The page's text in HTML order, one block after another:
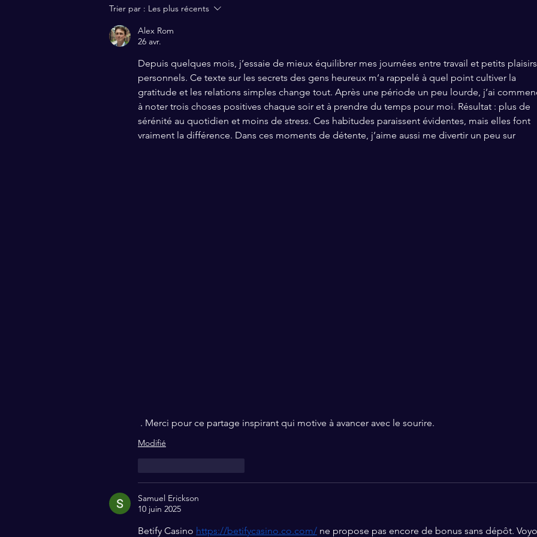
Voir l'aspect positif des
Trier par : Les plus récents
Alex Rom
26 avr.
Depuis quelques mois, j’essaie de mieux équilibrer mes journées entre travail et petits
personnels. Ce texte sur les secrets des gens heureux m’a rappelé à quel point cultiver la
gratitude et les relations simples change tout. Après une période un peu lourde, j’ai
à noter trois choses positives chaque soir et à prendre du temps pour moi. Résultat : plus de
sérénité au quotidien et moins de stress. Ces habitudes paraissent évidentes, mais elles font
vraiment la différence. Dans ces moments de détente, j’aime aussi me divertir un peu sur
. Merci pour ce partage inspirant qui motive à avancer avec le sourire.
Modifié
Samuel Erickson
10 juin 2025
Betify Casino https://betifycasino.co.com/ ne propose pas encore de bonus sans dépôt.